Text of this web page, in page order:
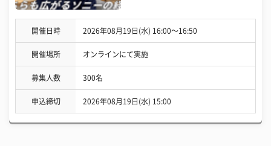
開催日時 2026年08月19日(水) 16:00〜16:50
開催場所 オンラインにて実施
募集人数 300名
申込締切 2026年08月19日(水) 15:00